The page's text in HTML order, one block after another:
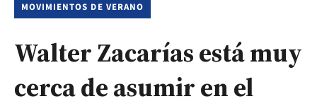
MOVIMIENTOS DE VERANO
Walter Zacarías está muy
cerca de asumir en el